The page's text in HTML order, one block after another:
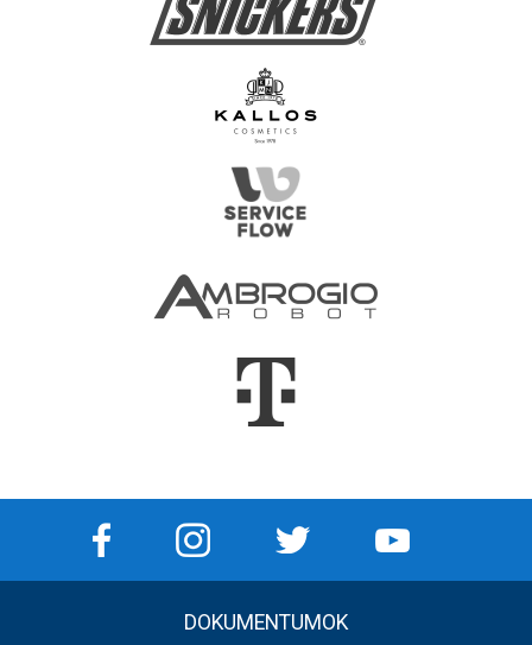
DOKUMENTUMOK